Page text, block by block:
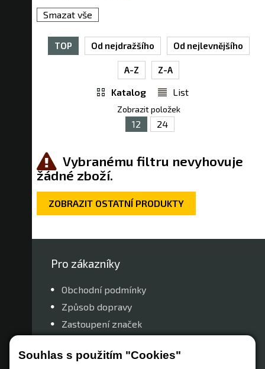
Souhlas s použitím "Cookies"
Smazat vše
TOP Od nejdražšího Od nejlevnějšího
A-Z Z-A
Katalog List
Zobrazit položek
12 24
Vybranému filtru nevyhovuje
žádné zboží.
ZOBRAZIT OSTATNÍ PRODUKTY
Pro zákazníky
Obchodní podmínky
Způsob dopravy
Zastoupení značek
Nastavení soukromí